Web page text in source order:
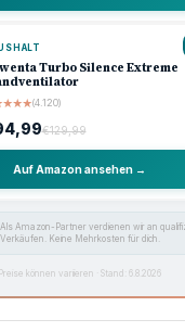
Turbo Silence Extreme
★★★(4.120)
€129,99
Auf Amazon ansehen →
Als Amazon-Partner verdienen wir an
Verkäufen. Keine Mehrkosten für dich.
Preise können variieren · Stand: 6.8.2026